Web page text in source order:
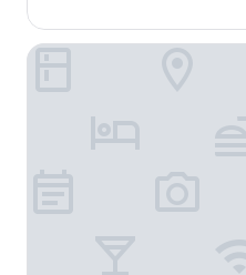
ulasan)
Treepark Hotel Banjarmasin